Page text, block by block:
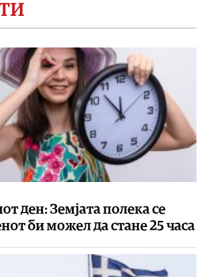
ден: Земјата полека се
би можел да стане 25 часа